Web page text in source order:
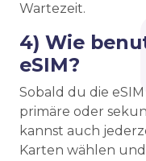
Wartezeit.
4) Wie
eSIM?
Sobald du die
primäre oder
kannst auch
Karten wählen